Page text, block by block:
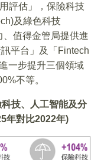
評估」，保險科技
及綠色科技
、值得金管局提供進
平台」及「Fintech
一步提升三個領域
不等。
技、人工智能及分
年對比2022年)